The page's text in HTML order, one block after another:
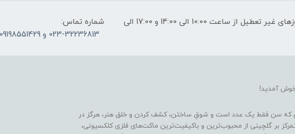
ساعات پاسخگویی: فقط روزهای غیر تعطیل از ساعت 10:00 الی 14:00 و 17:00 الی
شماره تماس:
023-32236813 و 09198551429
آمدید!
که سن فقط یک عدد است و شوقِ ساختن، کشف کردن و خلق هنر، هرگز در
بر گلچینی از محبوب‌ترین و باکیفیت‌ترین ماکت‌های فلزی کلکسیونی،